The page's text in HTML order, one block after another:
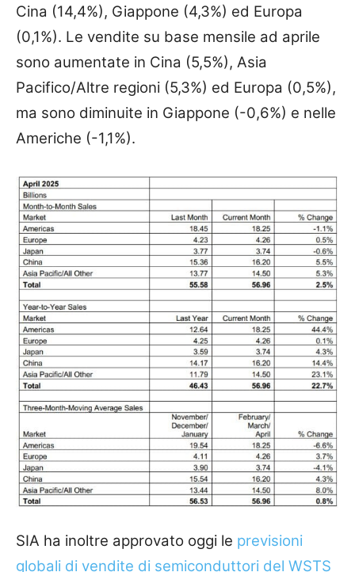
Cina (14,4%), Giappone (4,3%) ed Europa
(0,1%). Le vendite su base mensile ad aprile
sono aumentate in Cina (5,5%), Asia
Pacifico/Altre regioni (5,3%) ed Europa (0,5%),
ma sono diminuite in Giappone (-0,6%) e nelle
Americhe (-1,1%).
SIA ha inoltre approvato oggi le previsioni
globali di vendite di semiconduttori del WSTS